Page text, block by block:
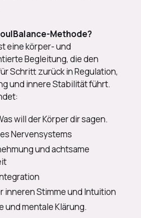
Methode?
eine körper- und
Begleitung, die den
Schritt zurück in Regulation,
und innere Stabilität führt.
will der Körper dir sagen.
Nervensystems
und achtsame
inneren Stimme und Intuition
und mentale Klärung.